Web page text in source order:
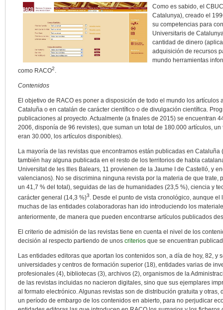
Como es sabido, el
Catalunya), creado el
su competencias para
Universitaris de
cantidad de dinero
adquisición de recursos
mundo herramientas
como RACO2.
Contenidos
El objetivo de RACO es poner a disposición de todo el mundo los
Cataluña o en catalán de carácter científico o de divulgación científica.
publicaciones al proyecto. Actualmente (a finales de 2015) se encuentran
2006, disponía de 96 revistes), que suman un total de 180.000 artículos,
eran 30.000, los artículos disponibles).
La mayoría de las revistas que encontramos están publicadas en
también hay alguna publicada en el resto de los territorios de habla
Universitat de les Illes Balears, 11 provienen de la Jaume I de Castelló, y
valencianos). No se discrimina ninguna revista por la materia de que
un 41,7 % del total), seguidas de las de humanidades (23,5 %), ciencia y
carácter general (14,3 %)3. Desde el punto de vista cronológico, aunque
muchas de las entidades colaboradoras han ido introduciendo los
anteriormente, de manera que pueden encontrarse artículos publicados
El criterio de admisión de las revistas tiene en cuenta el nivel de los
decisión al respecto partiendo de unos criterios que se encuentran
Las entidades editoras que aportan los contenidos son, a día de hoy, 82, y
universidades y centros de formación superior (18), entidades varias de
profesionales (4), bibliotecas (3), archivos (2), organismos de la
de las revistas incluidas no nacieron digitales, sino que sus ejemplares
al formato electrónico. Algunas revistas son de distribución gratuita y
un período de embargo de los contenidos en abierto, para no perjudicar